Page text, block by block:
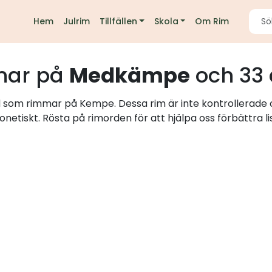
Hem Julrim Tillfällen Skola Om Rim
på Medkämpe och
som rimmar på Kempe. Dessa rim är inte
Rösta på rimorden för att hjälpa oss förbättra